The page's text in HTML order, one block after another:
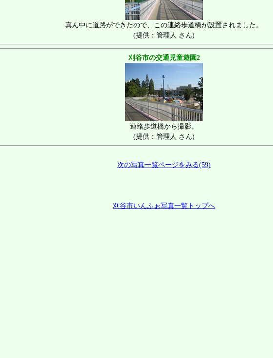
真ん中に道路ができたので、この連絡歩道橋が設置されました。
(提供：管理人 さん)
刈谷市の交通児童遊園2
連絡歩道橋から撮影。
(提供：管理人 さん)
次の写真一覧ページをみる(59)
刈谷市いんふぉ写真一覧トップへ